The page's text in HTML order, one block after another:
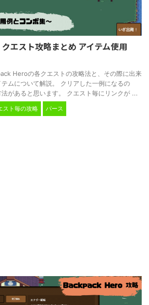
エスト攻略まとめ アイテム使用
Heroの各クエストの攻略法と、その際に出来
テムについて解説。 クリアした一例になるの
があると思います。 クエスト毎にリンクが ...
スト毎の攻略 パース